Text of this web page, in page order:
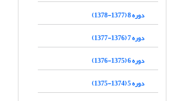
دوره 8 (1377-1378)
دوره 7 (1376-1377)
دوره 6 (1375-1376)
دوره 5 (1374-1375)